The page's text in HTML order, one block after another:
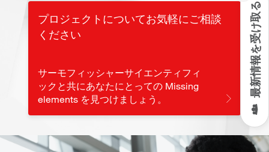
最新情報を受け取る
プロジェクトについてお気軽にご相談
ください
サーモフィッシャーサイエンティフィ
ックと共にあなたにとっての Missing
elements を見つけましょう。